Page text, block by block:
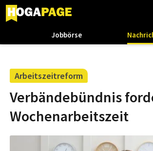
Jobbörse
Arbeitszeitreform
Verbändebündnis
Wochenarbeitszeit